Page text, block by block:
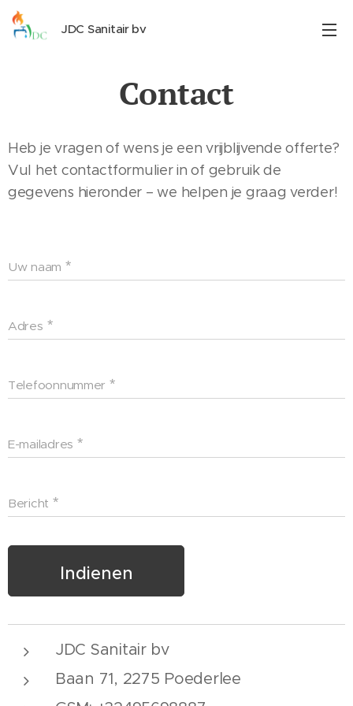
JDC Sanitair bv
Contact
Heb je vragen of wens je een vrijblijvende offerte?
Vul het contactformulier in of gebruik de
gegevens hieronder – we helpen je graag verder!
Uw naam
Adres
Telefoonnummer
E-mailadres
Bericht
Indienen
JDC Sanitair bv
Baan 71, 2275 Poederlee